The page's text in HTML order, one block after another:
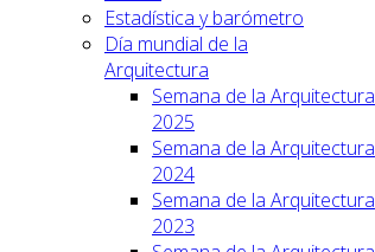
Estadística y barómetro
Día mundial de la
Arquitectura
Semana de la Arquitectura
2025
Semana de la Arquitectura
2024
Semana de la Arquitectura
2023